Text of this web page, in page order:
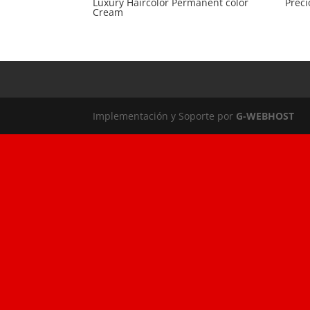
Cream
Implementación y Soporte por G-WEBHOST